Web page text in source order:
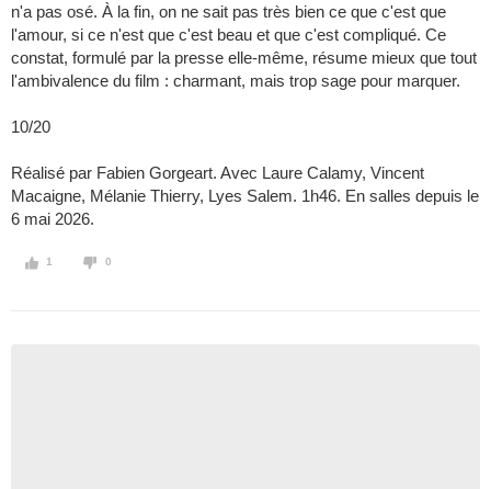
n'a pas osé. À la fin, on ne sait pas très bien ce que c'est que
l'amour, si ce n'est que c'est beau et que c'est compliqué. Ce
constat, formulé par la presse elle-même, résume mieux que tout
l'ambivalence du film : charmant, mais trop sage pour marquer.
10/20
Réalisé par Fabien Gorgeart. Avec Laure Calamy, Vincent
Macaigne, Mélanie Thierry, Lyes Salem. 1h46. En salles depuis le
6 mai 2026.
1 0